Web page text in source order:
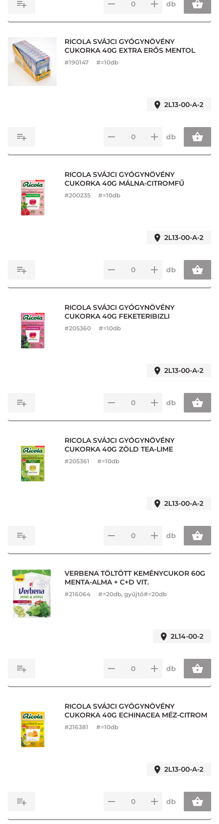
db
RICOLA SVÁJCI GYÓGYNÖVÉNY
CUKORKA 40G EXTRA ERŐS MENTOL
#190147 #=10db
2L13-00-A-2
db
RICOLA SVÁJCI GYÓGYNÖVÉNY
CUKORKA 40G MÁLNA-CITROMFŰ
#200235 #=10db
2L13-00-A-2
db
RICOLA SVÁJCI GYÓGYNÖVÉNY
CUKORKA 40G FEKETERIBIZLI
#205360 #=10db
2L13-00-A-2
db
RICOLA SVÁJCI GYÓGYNÖVÉNY
CUKORKA 40G ZÖLD TEA-LIME
#205361 #=10db
2L13-00-A-2
db
VERBENA TÖLTÖTT KEMÉNYCUKOR 60G
MENTA-ALMA + C+D VIT.
#216064 #=20db, gyűjtő#=20db
2L14-00-2
db
RICOLA SVÁJCI GYÓGYNÖVÉNY
CUKORKA 40G ECHINACEA MÉZ-CITROM
#216381 #=10db
2L13-00-A-2
db